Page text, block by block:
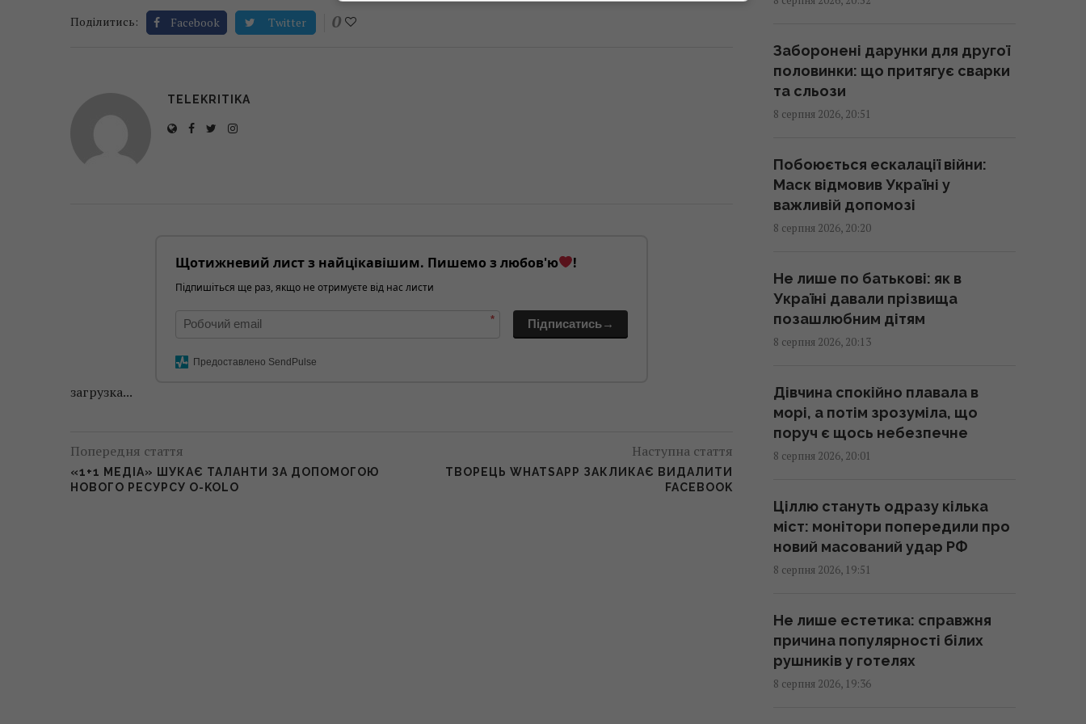
Поділитись: Facebook Twitter 0
TELEKRITIKA
Щотижневий лист з найцікавішим. Пишемо з любов'ю !
Підпишіться ще раз, якщо не отримуєте від нас листи
* Підписатись→
Предоставлено SendPulse
загрузка...
Попередня стаття
«1+1 МЕДІА» ШУКАЄ ТАЛАНТИ ЗА ДОПОМОГОЮ
НОВОГО РЕСУРСУ O-KOLO
Наступна стаття
ТВОРЕЦЬ WHATSAPP ЗАКЛИКАЄ ВИДАЛИТИ
FACEBOOK
Названо найсильнішу розвідку
Європи, і це не ГУР
19:57 субота, 08 серпня 2026
Росіяни похизувалися новим
зенітним дроном, який здатен
розвивати швидкість до 560
км/год
Люди, які народилися в ці
місяці, найуспішніші
19:24 субота, 08 серпня 2026
В ЄС запропонували нову схему
конфіскації заморожених
активів РФ, - FAZ
19:19 субота, 08 серпня 2026
Маск не дозволив Україні
використовувати Starlink для
ударів по Росії, - The Atlantic
19:19 субота, 08 серпня 2026
Туреччина закрила Чорне море
для суден, що прямували до
Росії та України, - Bloomberg
19:00 субота, 08 серпня 2026
Заборонені дарунки для другої
половинки: що притягує сварки
та сльози
8 серпня 2026, 20:51
Побоюється ескалації війни:
Маск відмовив Україні у
важливій допомозі
8 серпня 2026, 20:20
Не лише по батькові: як в
Україні давали прізвища
позашлюбним дітям
8 серпня 2026, 20:13
Дівчина спокійно плавала в
морі, а потім зрозуміла, що
поруч є щось небезпечне
8 серпня 2026, 20:01
Ціллю стануть одразу кілька
міст: монітори попередили про
новий масований удар РФ
8 серпня 2026, 19:51
Не лише естетика: справжня
причина популярності білих
рушників у готелях
8 серпня 2026, 19:36